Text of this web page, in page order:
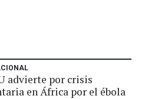
advierte por crisis
en África por el ébola